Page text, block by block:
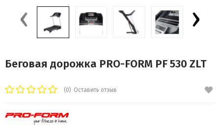
‹ ›
Беговая дорожка PRO-FORM PF 530 ZLT
(0) Оставить отзыв